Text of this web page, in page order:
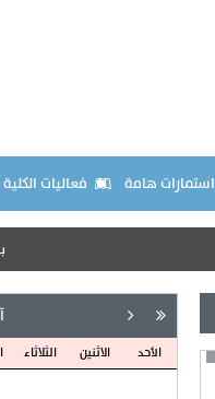
استمارات هامة فعاليات الكلية
الأحد الاثنين الثلاثاء